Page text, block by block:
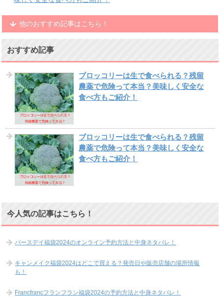
他のおすすめ記事はこちら！
おすすめ記事
ブロッコリーは生で食べられる？残留
農薬で危険って本当？美味しく安全な
食べ方もご紹介！
ブロッコリーは生で食べられる？残留
農薬で危険って本当？美味しく安全な
食べ方もご紹介！
今人気の記事はこちら！
バースデイ福袋2024のオンライン予約方法と中身ネタバレ！
キャンメイク福袋2024はどこで買える？発売日や販売店舗の場所情報
も！
Francfrancフランフラン福袋2024の予約方法と中身ネタバレ！